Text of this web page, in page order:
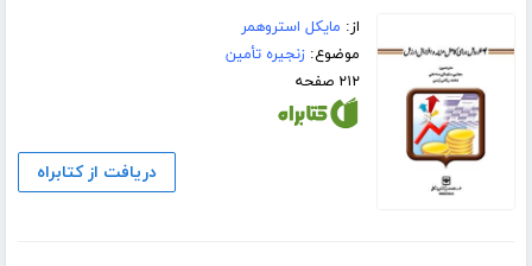
از: مایکل استروهمر
موضوع:زنجیره تأمین
۲۱۲ صفحه
دریافت از کتابراه